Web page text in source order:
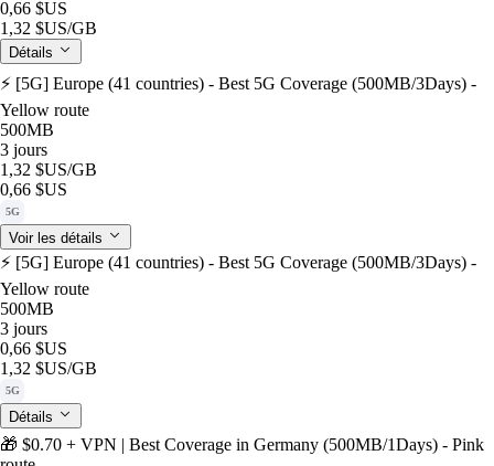
0,66 $US
1,32 $US/GB
Détails
⚡️ [5G] Europe (41 countries) - Best 5G Coverage (500MB/3Days) -
Yellow route
500MB
3 jours
1,32 $US/GB
0,66 $US
5G
Voir les détails
⚡️ [5G] Europe (41 countries) - Best 5G Coverage (500MB/3Days) -
Yellow route
500MB
3 jours
0,66 $US
1,32 $US/GB
5G
Détails
🎁 $0.70 + VPN | Best Coverage in Germany (500MB/1Days) - Pink